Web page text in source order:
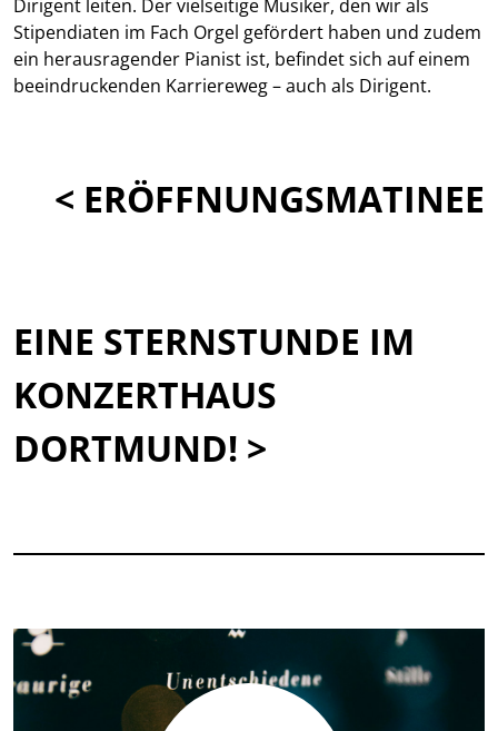
Dirigent leiten. Der vielseitige Musiker, den wir als
Stipendiaten im Fach Orgel gefördert haben und zudem
ein herausragender Pianist ist, befindet sich auf einem
beeindruckenden Karriereweg – auch als Dirigent.
< ERÖFFNUNGSMATINEE
EINE STERNSTUNDE IM
KONZERTHAUS
DORTMUND! >